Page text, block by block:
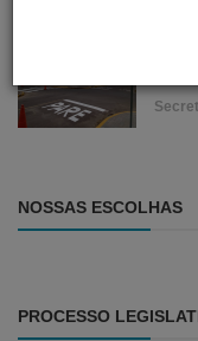
NOSSAS ESCOLHAS
PROCESSO